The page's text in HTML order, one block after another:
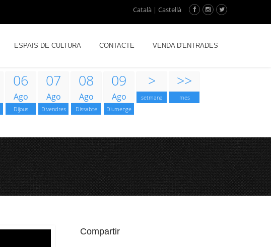
Català | Castellà
ESPAIS DE CULTURA CONTACTE VENDA D'ENTRADES
06
Ago
Dijous
07
Ago
Divendres
08
Ago
Dissabte
09
Ago
Diumenge
>
setmana
>>
mes
Compartir